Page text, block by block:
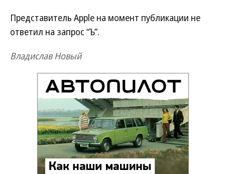
Представитель Apple на момент публикации не
ответил на запрос “Ъ”.
Владислав Новый